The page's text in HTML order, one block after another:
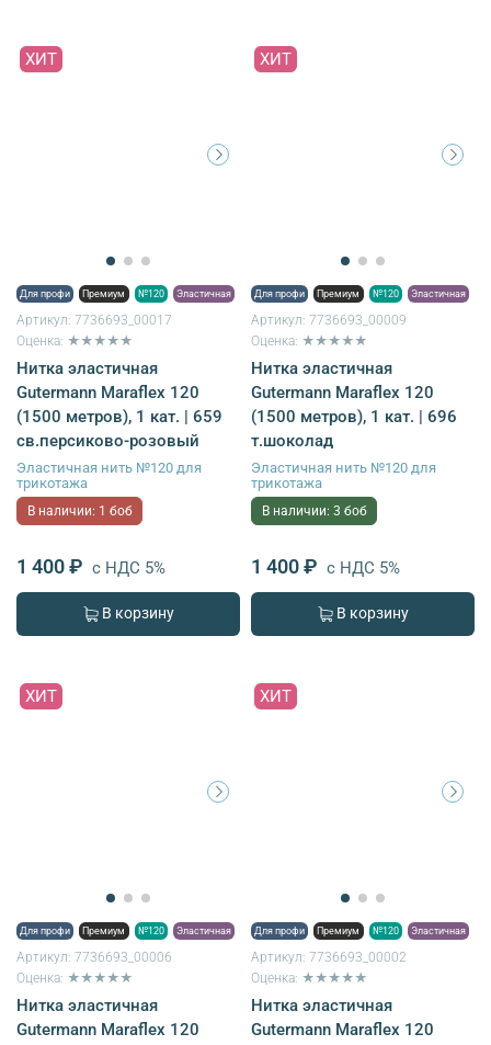
ХИТ
Для профи Премиум №120 Эластичная
Артикул: 7736693_00017
Оценка: ★★★★★
Нитка эластичная
Gutermann Maraflex 120
(1500 метров), 1 кат. | 659
св.персиково-розовый
Эластичная нить №120 для
трикотажа
В наличии: 1 боб
1 400 ₽ с НДС 5%
В корзину
ХИТ
Для профи Премиум №120 Эластичная
Артикул: 7736693_00009
Оценка: ★★★★★
Нитка эластичная
Gutermann Maraflex 120
(1500 метров), 1 кат. | 696
т.шоколад
Эластичная нить №120 для
трикотажа
В наличии: 3 боб
1 400 ₽ с НДС 5%
В корзину
ХИТ
Для профи Премиум №120 Эластичная
Артикул: 7736693_00006
Оценка: ★★★★★
Нитка эластичная
Gutermann Maraflex 120
ХИТ
Для профи Премиум №120 Эластичная
Артикул: 7736693_00002
Оценка: ★★★★★
Нитка эластичная
Gutermann Maraflex 120